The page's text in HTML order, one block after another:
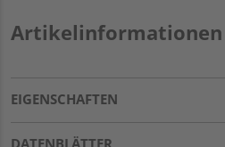
Artikelinformationen
EIGENSCHAFTEN
DATENBLÄTTER